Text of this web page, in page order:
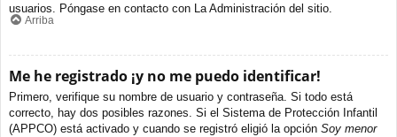
usuarios. Póngase en contacto con La Administración del sitio.
Arriba
Me he registrado ¡y no me puedo identificar!
Primero, verifique su nombre de usuario y contraseña. Si todo está
correcto, hay dos posibles razones. Si el Sistema de Protección Infantil
(APPCO) está activado y cuando se registró eligió la opción Soy menor